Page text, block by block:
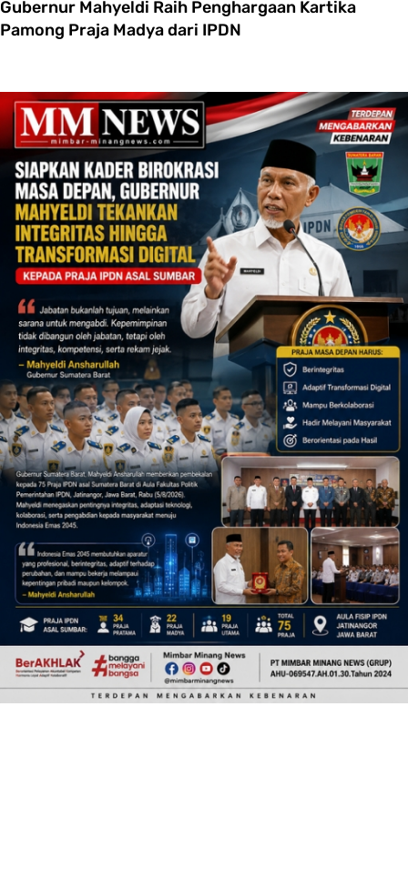
Gubernur Mahyeldi Raih Penghargaan Kartika
Pamong Praja Madya dari IPDN